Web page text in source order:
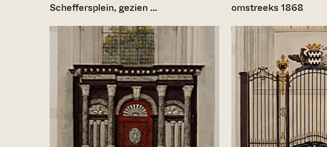
Scheffersplein, gezien …
omstreeks 1868